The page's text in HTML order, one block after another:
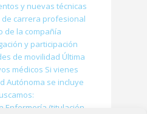
y nuevas técnicas
carrera profesional
de la compañía
y participación
de movilidad Última
médicos Si vienes
Autónoma se incluye
Enfermería (titulación